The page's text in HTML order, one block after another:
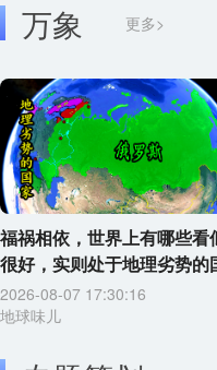
更多>
万象
福祸相依，世界上有哪些看
很好，实则处于地理劣势的
2026-08-07 17:30:16
地球味儿